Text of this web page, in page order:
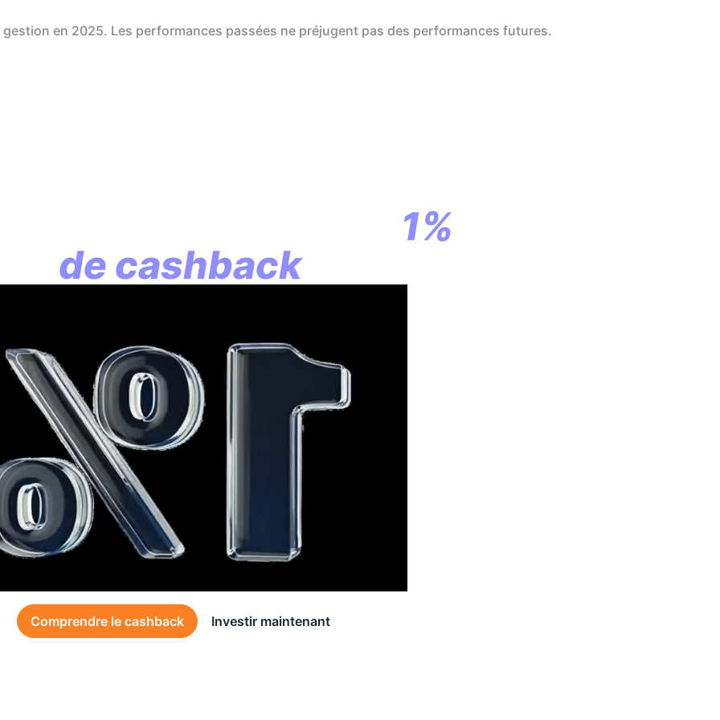
en 2025. Les performances passées ne préjugent pas des performances futures.
1%
de cashback
Comprendre le cashback Investir maintenant